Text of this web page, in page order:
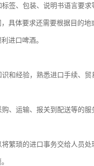
签、包装、说明书语言要求
具体要求还需要根据目的
进口啤酒。
和经验，熟悉进口手续、
、运输、报关到配送等的
繁琐的进口事务交给人员